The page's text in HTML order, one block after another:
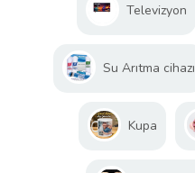
Televizyon
Su Arıtma cihazı
Kupa